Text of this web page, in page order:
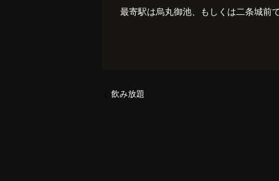
最寄駅は烏丸御池、もしくは二条城前で
飲み放題